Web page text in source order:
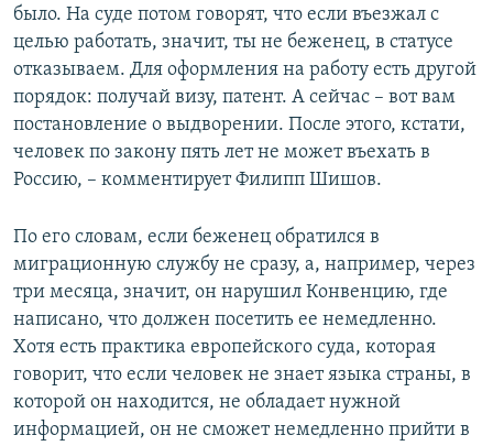
было. На суде потом говорят, что если въезжал с
целью работать, значит, ты не беженец, в статусе
отказываем. Для оформления на работу есть другой
порядок: получай визу, патент. А сейчас – вот вам
постановление о выдворении. После этого, кстати,
человек по закону пять лет не может въехать в
Россию, – комментирует Филипп Шишов.
По его словам, если беженец обратился в
миграционную службу не сразу, а, например, через
три месяца, значит, он нарушил Конвенцию, где
написано, что должен посетить ее немедленно.
Хотя есть практика европейского суда, которая
говорит, что если человек не знает языка страны, в
которой он находится, не обладает нужной
информацией, он не сможет немедленно прийти в